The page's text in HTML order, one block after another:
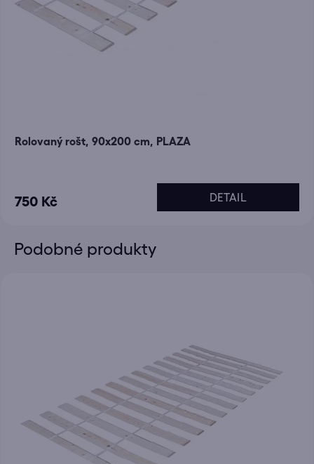
Rolovaný rošt, 90x200 cm, PLAZA
750 Kč DETAIL
Podobné produkty